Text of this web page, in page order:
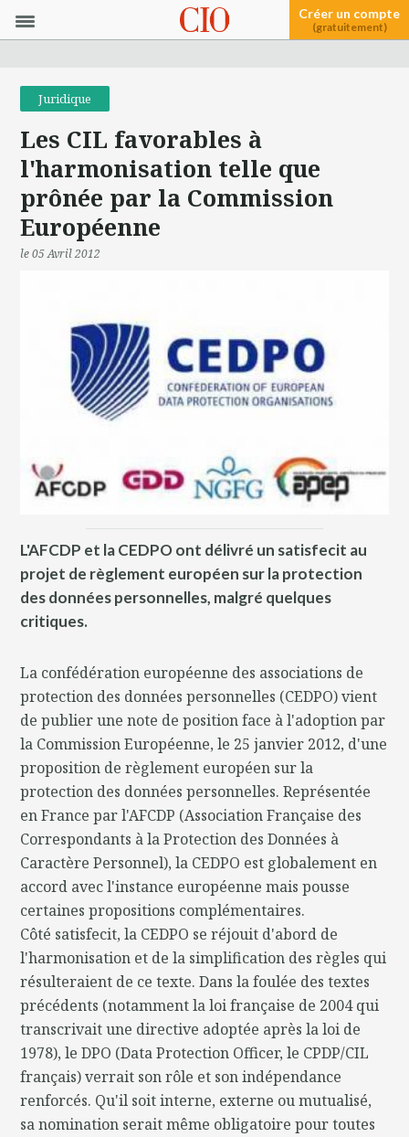
Créer un compte
(gratuitement)
Juridique
Les CIL favorables à
l'harmonisation telle que
prônée par la Commission
Européenne
le 05 Avril 2012
L'AFCDP et la CEDPO ont délivré un satisfecit au
projet de règlement européen sur la protection
des données personnelles, malgré quelques
critiques.
La confédération européenne des associations de
protection des données personnelles (CEDPO) vient
de publier une note de position face à l'adoption par
la Commission Européenne, le 25 janvier 2012, d'une
proposition de règlement européen sur la
protection des données personnelles. Représentée
en France par l'AFCDP (Association Française des
Correspondants à la Protection des Données à
Caractère Personnel), la CEDPO est globalement en
accord avec l'instance européenne mais pousse
certaines propositions complémentaires.
Côté satisfecit, la CEDPO se réjouit d'abord de
l'harmonisation et de la simplification des règles qui
résulteraient de ce texte. Dans la foulée des textes
précédents (notamment la loi française de 2004 qui
transcrivait une directive adoptée après la loi de
1978), le DPO (Data Protection Officer, le CPDP/CIL
français) verrait son rôle et son indépendance
renforcés. Qu'il soit interne, externe ou mutualisé,
sa nomination serait même obligatoire pour toutes